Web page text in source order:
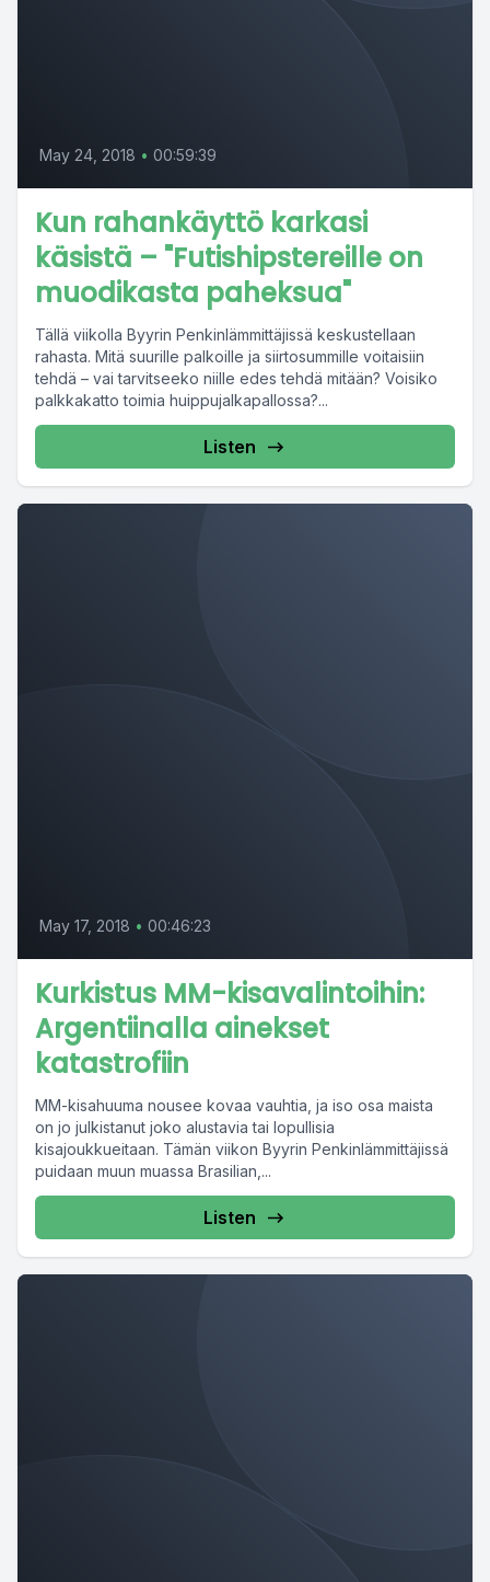
May 24, 2018 • 00:59:39
Kun rahankäyttö karkasi
käsistä – "Futishipstereille on
muodikasta paheksua"
Tällä viikolla Byyrin Penkinlämmittäjissä keskustellaan
rahasta. Mitä suurille palkoille ja siirtosummille voitaisiin
tehdä – vai tarvitseeko niille edes tehdä mitään? Voisiko
palkkakatto toimia huippujalkapallossa?...
Listen
May 17, 2018 • 00:46:23
Kurkistus MM-kisavalintoihin:
Argentiinalla ainekset
katastrofiin
MM-kisahuuma nousee kovaa vauhtia, ja iso osa maista
on jo julkistanut joko alustavia tai lopullisia
kisajoukkueitaan. Tämän viikon Byyrin Penkinlämmittäjissä
puidaan muun muassa Brasilian,...
Listen